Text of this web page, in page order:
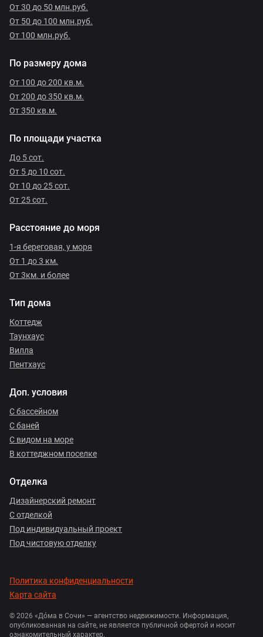
От 30 до 50 млн.руб.
От 50 до 100 млн.руб.
От 100 млн.руб.
По размеру дома
От 100 до 200 кв.м.
От 200 до 350 кв.м.
От 350 кв.м.
По площади участка
До 5 сот.
От 5 до 10 сот.
От 10 до 25 сот.
От 25 сот.
Расстояние до моря
1-я береговая, у моря
От 1 до 3 км.
От 3км. и более
Тип дома
Коттедж
Таунхаус
Вилла
Пентхаус
Доп. условия
С бассейном
С баней
С видом на море
В коттеджном поселке
Отделка
Дизайнерский ремонт
С отделкой
Под индивидуальный проект
Под чистовую отделку
Политика конфиденциальности
Карта сайта
© 2026 «Дóма в Сочи» — агентство недвижимости. Информация,
опубликованная на сайте, не является публичной офертой и носит
ознакомительный характер.